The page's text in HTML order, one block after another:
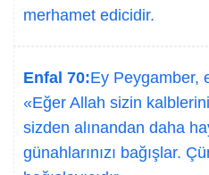
merhamet edicidir.
Enfal 70:Ey Peygamber,
«Eğer Allah sizin
sizden alınandan daha
günahlarınızı bağışlar.